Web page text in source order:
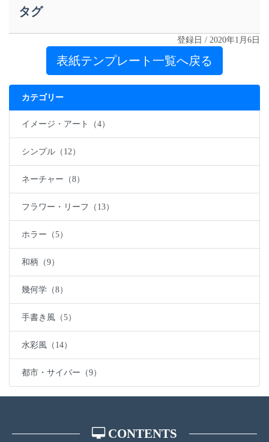
タグ
登録日 / 2020年1月6日
表紙テンプレート一覧へ戻る
カテゴリー
イメージ・アート（4）
シンプル（12）
ネーチャー（8）
フラワー・リーフ（13）
ホラー（5）
和柄（9）
幾何学（8）
手書き風（5）
水彩風（14）
都市・サイバー（9）
CONTENTS